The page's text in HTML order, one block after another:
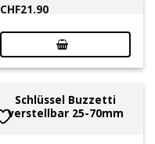
CHF21.90
Schlüssel Buzzetti
verstellbar 25-70mm